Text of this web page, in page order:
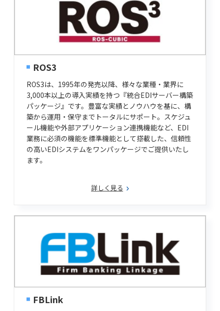
ROS3
ROS3は、1995年の発売以降、様々な業種・業界に
3,000本以上の導入実績を持つ『統合EDIサーバー構築
パッケージ』です。豊富な実績とノウハウを基に、構
築から運用・保守までトータルにサポート。スケジュ
ール機能や外部アプリケーション連携機能など、EDI
業務に必須の機能を標準機能として搭載した、信頼性
の高いEDIシステムをワンパッケージでご提供いたし
ます。
詳しく見る
FBLink